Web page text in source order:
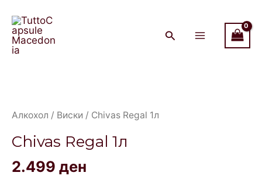
content
Menu
Алкохол / Виски / Chivas Regal 1л
Chivas Regal 1л
2.499 ден
1л
quantity